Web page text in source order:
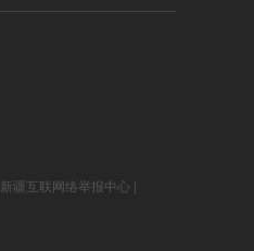
新疆互联网络举报中心